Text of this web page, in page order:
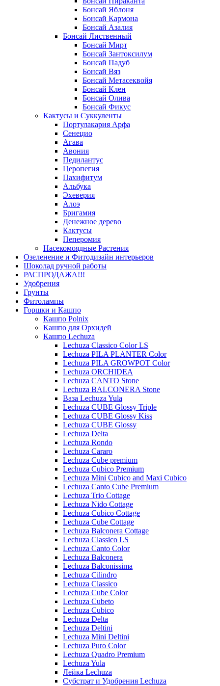
Бонсай Яблоня
Бонсай Кармона
Бонсай Азалия
Бонсай Лиственный
Бонсай Мирт
Бонсай Зантоксилум
Бонсай Падуб
Бонсай Вяз
Бонсай Метасеквойя
Бонсай Клен
Бонсай Олива
Бонсай Фикус
Кактусы и Суккуленты
Портулакария Арфа
Сенецио
Агава
Авония
Педилантус
Церопегия
Пахифитум
Альбука
Эхеверия
Алоэ
Бригамия
Денежное дерево
Кактусы
Пеперомия
Насекомоядные Растения
Озеленение и Фитодизайн интерьеров
Шоколад ручной работы
РАСПРОДАЖА!!!
Удобрения
Грунты
Фитолампы
Горшки и Кашпо
Кашпо Polnix
Кашпо для Орхидей
Кашпо Lechuza
Lechuza Classico Color LS
Lechuza PILA PLANTER Color
Lechuza PILA GROWPOT Color
Lechuza ORCHIDEA
Lechuza CANTO Stone
Lechuza BALCONERA Stone
Ваза Lechuza Yula
Lechuza CUBE Glossy Triple
Lechuza CUBE Glossy Kiss
Lechuza CUBE Glossy
Lechuza Delta
Lechuza Rondo
Lechuza Cararo
Lechuza Cube premium
Lechuza Cubico Premium
Lechuza Mini Cubico and Maxi Cubico
Lechuza Canto Cube Premium
Lechuza Trio Cottage
Lechuza Nido Cottage
Lechuza Cubico Cottage
Lechuza Cube Cottage
Lechuza Balconera Cottage
Lechuza Classico LS
Lechuza Canto Color
Lechuza Balconera
Lechuza Balconissima
Lechuza Cilindro
Lechuza Classico
Lechuza Cube Color
Lechuza Cubeto
Lechuza Cubico
Lechuza Delta
Lechuza Deltini
Lechuza Mini Deltini
Lechuza Puro Color
Lechuza Quadro Premium
Lechuza Yula
Лейка Lechuza
Субстрат и Удобрения Lechuza